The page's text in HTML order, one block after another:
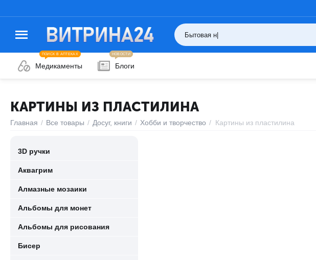
Медикаменты
ПОИСК В АПТЕКАХ
Блоги
НОВОСТИ
КАРТИНЫ ИЗ ПЛАСТИЛИНА
Главная / Все товары / Досуг, книги / Хобби и творчество / Картины из пластилина
3D ручки
Аквагрим
Алмазные мозаики
Альбомы для монет
Альбомы для рисования
Бисер